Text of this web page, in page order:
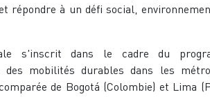
répondre à un défi social,
s'inscrit dans le cadre du
mobilités durables dans les
de Bogotá (Colombie) et Lima